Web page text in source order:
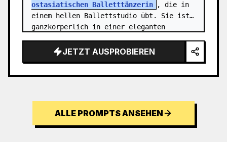
ostasiatischen Balletttänzerin
, die in
einem hellen Ballettstudio übt. Sie ist
ganzkörperlich in einer eleganten
JETZT AUSPROBIEREN
ALLE PROMPTS ANSEHEN